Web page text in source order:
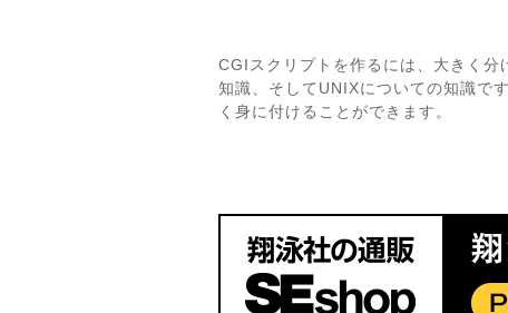
CGIスクリプトを作るには、大きく
知識、そしてUNIXについての知識で
く身に付けることができます。